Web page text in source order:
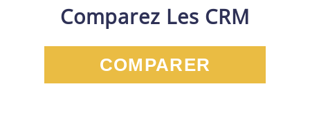
Comparez Les CRM
COMPARER